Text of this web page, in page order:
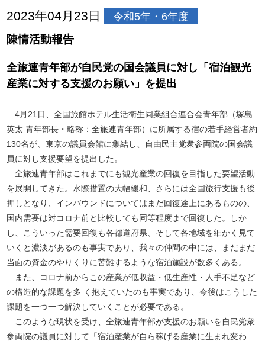
2023年04月23日 令和5年・6年度
陳情活動報告
全旅連青年部が自民党の国会議員に対し「宿泊観光
産業に対する支援のお願い」を提出
4月21日、全国旅館ホテル生活衛生同業組合連合会青年部（塚島
英太 青年部長・略称：全旅連青年部）に所属する宿の若手経営者約
130名が、東京の議員会館に集結し、自由民主党衆参両院の国会議
員に対し支援要望を提出した。
全旅連青年部はこれまでにも観光産業の回復を目指した要望活動
を展開してきた。水際措置の大幅緩和、さらには全国旅行支援も後
押しとなり、インバウンドについてはまだ回復途上にあるものの、
国内需要は対コロナ前と比較しても同等程度まで回復した。しか
し、こういった需要回復も各都道府県、そして各地域を細かく見て
いくと濃淡があるのも事実であり、我々の仲間の中には、まだまだ
当面の資金のやりくりに苦難するような宿泊施設が数多くある。
また、コロナ前からこの産業が低収益・低生産性・人手不足など
の構造的な課題を多 く抱えていたのも事実であり、今後はこうした
課題を一つ一つ解決していくことが必要である。
このような現状を受け、全旅連青年部が支援のお願いを自民党衆
参両院の議員に対して「宿泊産業が自ら稼げる産業に生まれ変わ